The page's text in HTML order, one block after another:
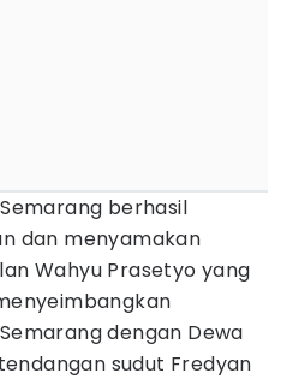
berhasil
dan menyamakan
Wahyu Prasetyo yang
dengan Dewa
sudut Fredyan